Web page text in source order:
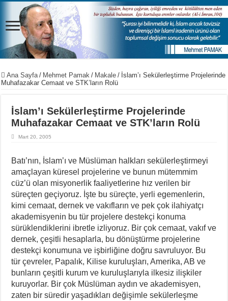
Ana Sayfa / Mehmet Pamak / Makale / İslam’ı Sekülerleştirme Projelerinde
Muhafazakar Cemaat ve STK’ların Rolü
İslam’ı Sekülerleştirme Projelerinde
Muhafazakar Cemaat ve STK’ların Rolü
Mart 20, 2005
Batı’nın, İslam’ı ve Müslüman halkları sekülerleştirmeyi
amaçlayan küresel projelerine ve bunun mütemmim
cüz’ü olan misyonerlik faaliyetlerine hız verilen bir
süreçten geçiyoruz. İşte bu süreçte, yerli egemenlerin,
kimi cemaat, dernek ve vakıfların ve pek çok ilahiyatçı
akademisyenin bu tür projelere destekçi konuma
sürüklendiklerini ibretle izliyoruz. Bir çok cemaat, vakıf ve
dernek, çeşitli hesaplarla, bu dönüştürme projelerine
destekçi konumuna ve işbirliğine doğru savruluyor. Bu
tür çevreler, Papalık, Kilise kuruluşları, Amerika, AB ve
bunların çeşitli kurum ve kuruluşlarıyla ilkesiz ilişkiler
kuruyorlar. Bir çok Müslüman aydın ve akademisyen,
zaten bir süredir yaşadıkları değişimle sekülerleşme